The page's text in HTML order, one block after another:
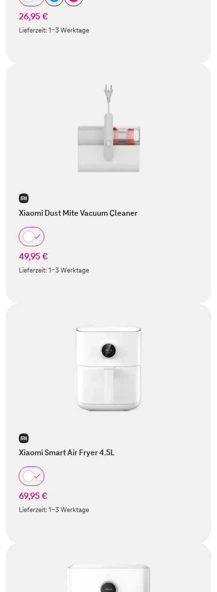
26,95 €
Lieferzeit:1-3 Werktage
Xiaomi Dust Mite Vacuum Cleaner
49,95 €
Lieferzeit:1-3 Werktage
Xiaomi Smart Air Fryer 4.5L
69,95 €
Lieferzeit:1-3 Werktage